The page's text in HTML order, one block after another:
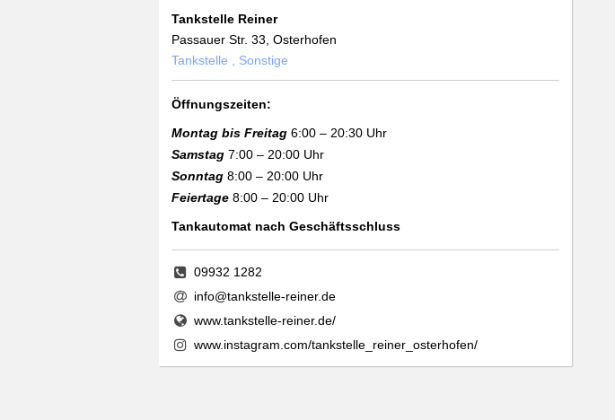
Tankstelle Reiner
Passauer Str. 33, Osterhofen
Tankstelle , Sonstige
Öffnungszeiten:
Montag bis Freitag 6:00 – 20:30 Uhr
Samstag 7:00 – 20:00 Uhr
Sonntag 8:00 – 20:00 Uhr
Feiertage 8:00 – 20:00 Uhr
Tankautomat nach Geschäftsschluss
09932 1282
info@tankstelle-reiner.de
www.tankstelle-reiner.de/
www.instagram.com/tankstelle_reiner_osterhofen/